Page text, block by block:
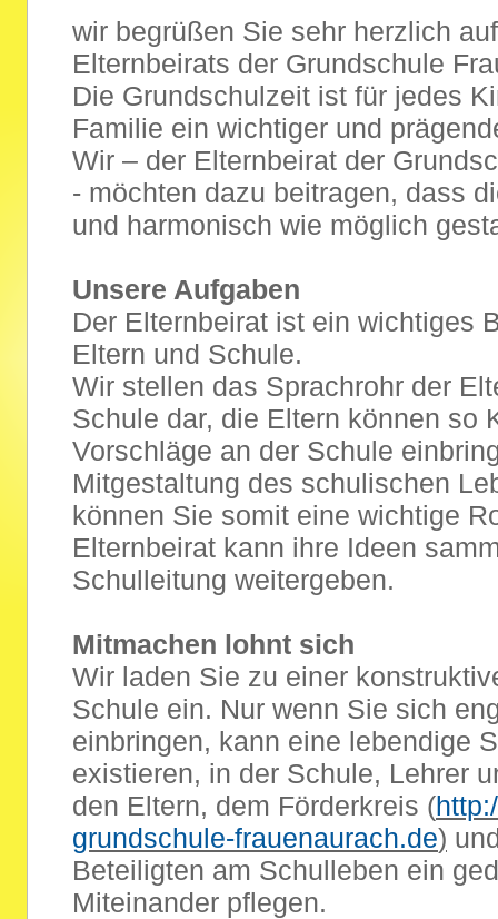
wir begrüßen Sie sehr herzlich
Elternbeirats der Grundschule
Die Grundschulzeit ist für jedes
Familie ein wichtiger und
Wir – der Elternbeirat der
- möchten dazu beitragen, dass
und harmonisch wie möglich
Unsere Aufgaben
Der Elternbeirat ist ein wichtiges
Eltern und Schule.
Wir stellen das Sprachrohr der
Schule dar, die Eltern können so
Vorschläge an der Schule
Mitgestaltung des schulischen
können Sie somit eine wichtige
Elternbeirat kann ihre Ideen
Schulleitung weitergeben.
Mitmachen lohnt sich
Wir laden Sie zu einer
Schule ein. Nur wenn Sie sich
einbringen, kann eine lebendige
existieren, in der Schule, Lehrer
den Eltern, dem Förderkreis (
grundschule-frauenaurach.de)
Beteiligten am Schulleben ein
Miteinander pflegen.